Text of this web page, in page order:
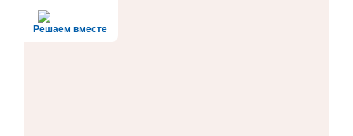
Решаем вместе